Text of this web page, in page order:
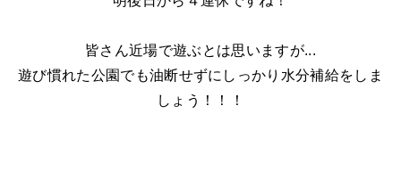
皆さん近場で遊ぶとは思いますが...
遊び慣れた公園でも油断せずにしっかり水分補給をしま
しょう！！！